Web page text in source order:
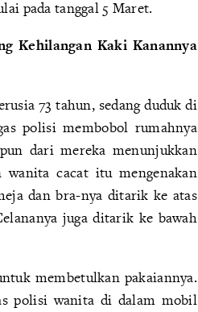
pada tanggal 5 Maret.
Kehilangan Kaki Kanannya
73 tahun, sedang duduk di
polisi membobol rumahnya
dari mereka menunjukkan
wanita cacat itu mengenakan
dan bra-nya ditarik ke atas
juga ditarik ke bawah
membetulkan pakaiannya.
polisi wanita di dalam mobil